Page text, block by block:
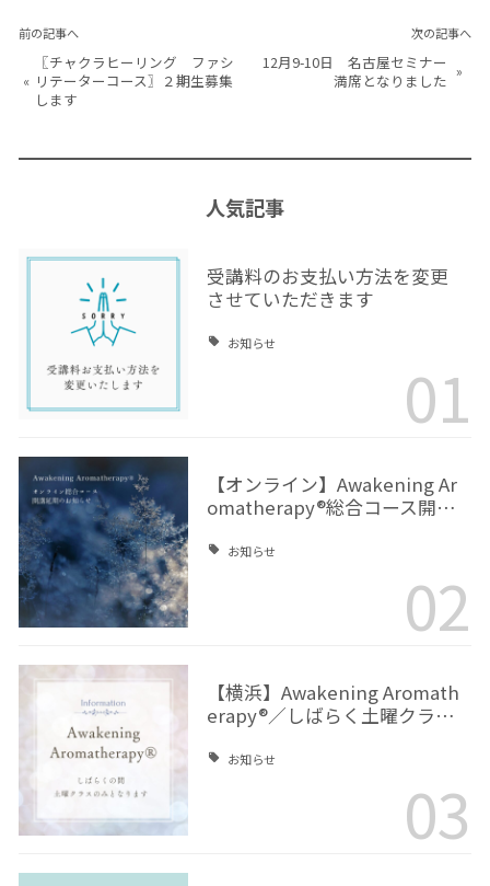
前の記事へ
«
〖チャクラヒーリング ファシ
リテーターコース〗２期生募集
します
次の記事へ
12月9-10日 名古屋セミナー
満席となりました »
人気記事
受講料のお支払い方法を変更
させていただきます
お知らせ
01
【オンライン】Awakening Ar
omatherapy®総合コース開…
お知らせ
02
【横浜】Awakening Aromath
erapy®／しばらく土曜クラ…
お知らせ
03